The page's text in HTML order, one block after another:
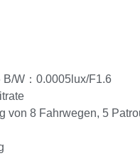
W：0.0005lux/F1.6
von 8 Fahrwegen, 5